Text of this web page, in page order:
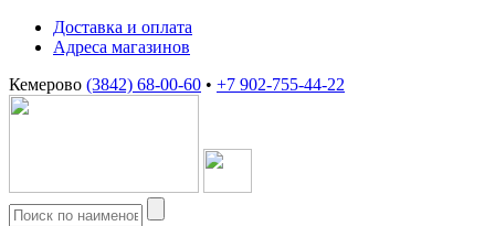
Доставка и оплата
Адреса магазинов
Кемерово (3842) 68-00-60 • +7 902-755-44-22